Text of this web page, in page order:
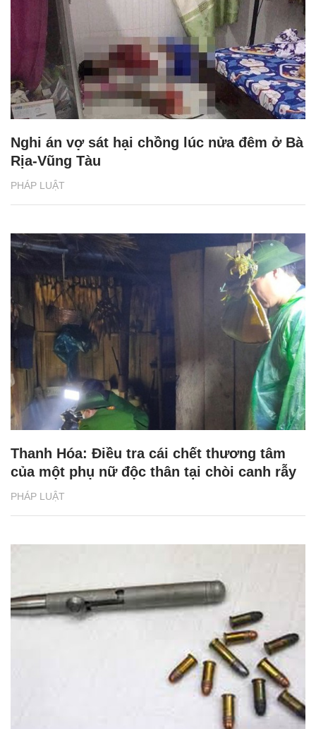
PHÁP LUẬT
Nghi án vợ sát hại chồng lúc nửa đêm ở Bà
Rịa-Vũng Tàu
PHÁP LUẬT
Thanh Hóa: Điều tra cái chết thương tâm
của một phụ nữ độc thân tại chòi canh rẫy